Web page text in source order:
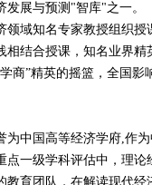
展与预测"智库"之一。
域知名专家教授组织授
结合授课，知名业界精
商”精英的摇篮，全国影
为中国高等经济学府,作
点一级学科评估中，理
教育团队，在解读现代